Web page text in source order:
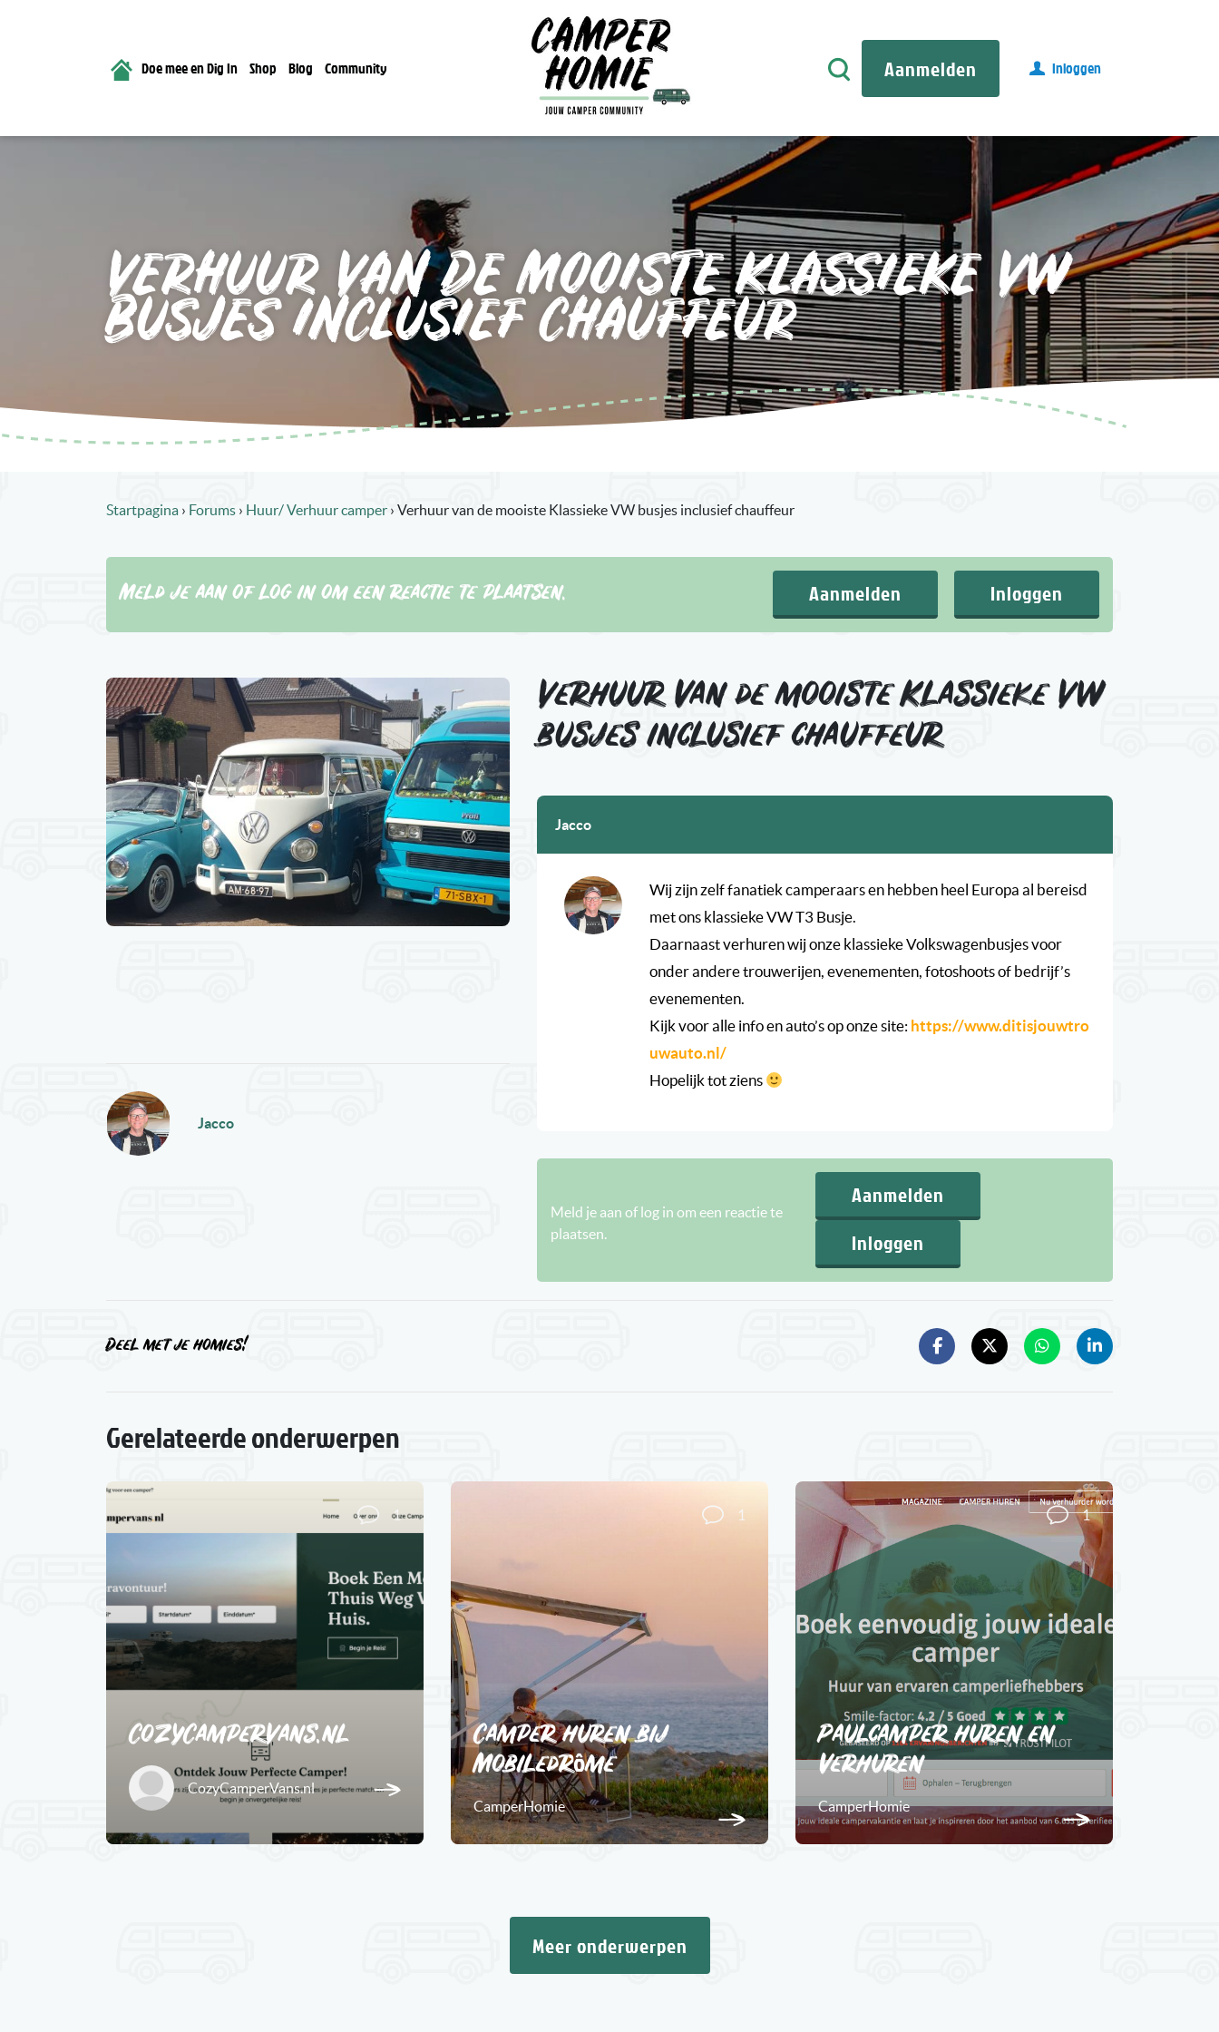
Doe mee en Dig In Shop Blog Community Aanmelden Inloggen
VERHUUR VAN DE MOOISTE KLASSIEKE VW
BUSJES INCLUSIEF CHAUFFEUR
Startpagina › Forums › Huur/ Verhuur camper › Verhuur van de mooiste Klassieke VW busjes inclusief chauffeur
Meld je aan of log in om een reactie te plaatsen. Aanmelden Inloggen
Jacco
Verhuur van de mooiste Klassieke VW
busjes inclusief chauffeur
Jacco
Wij zijn zelf fanatiek camperaars en hebben heel Europa al bereisd
met ons klassieke VW T3 Busje.
Daarnaast verhuren wij onze klassieke Volkswagenbusjes voor
onder andere trouwerijen, evenementen, fotoshoots of bedrijf’s
evenementen.
Kijk voor alle info en auto’s op onze site: https://www.ditisjouwtro
uwauto.nl/
Hopelijk tot ziens
Meld je aan of log in om een reactie te
plaatsen.
Aanmelden
Inloggen
Deel met je homies!
Gerelateerde onderwerpen
1
CozyCamperVans.nl
CozyCamperVans.nl
1
Camper huren bij
Mobiledrôme
CamperHomie
1
Paulcamper huren en
verhuren
CamperHomie
Meer onderwerpen